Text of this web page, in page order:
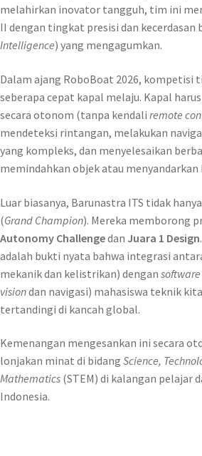
melahirkan inovator tangguh, tim ini
II dengan tingkat presisi dan kecerdasan
Intelligence) yang mengagumkan.
Dalam ajang RoboBoat 2026, kompetisi
seberapa cepat kapal melaju. Kapal
secara otonom (tanpa kendali remote
mendeteksi rintangan, melakukan
yang kompleks, dan menyelesaikan
memindahkan objek atau
Luar biasanya, Barunastra ITS tidak
(Grand Champion). Mereka memborong
Autonomy Challengedan Juara 1 Design
adalah bukti nyata bahwa integrasi
mekanik dan kelistrikan) dengan software
visiondan navigasi) mahasiswa teknik
tertandingi di kancah global.
Kemenangan mengesankan ini secara
lonjakan minat di bidang Science,
Mathematics (STEM) di kalangan pelajar
Indonesia.